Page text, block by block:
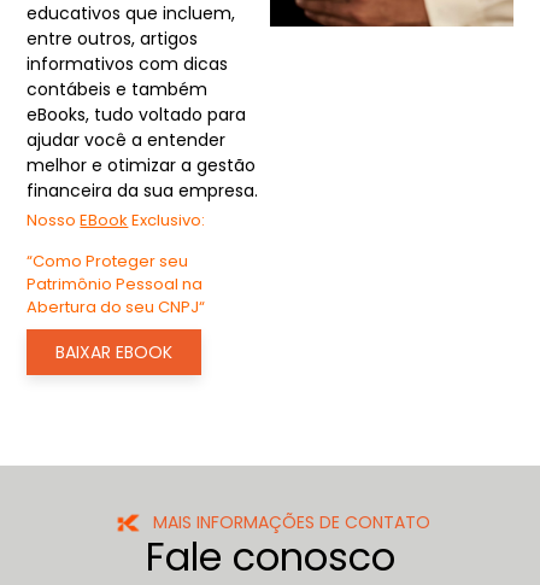
educativos que incluem,
entre outros, artigos
informativos com dicas
contábeis e também
eBooks, tudo voltado para
ajudar você a entender
melhor e otimizar a gestão
financeira da sua empresa.
NossoEBook Exclusivo:
“Como Proteger seu
Patrimônio Pessoal na
Abertura do seu CNPJ“
BAIXAR EBOOK
MAIS INFORMAÇÕES DE CONTATO
Fale conosco